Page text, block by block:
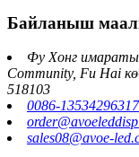
Байланыш
Фу Хонг
Community, Fu Hai
518103
0086-13534296317
sales08@avoe-